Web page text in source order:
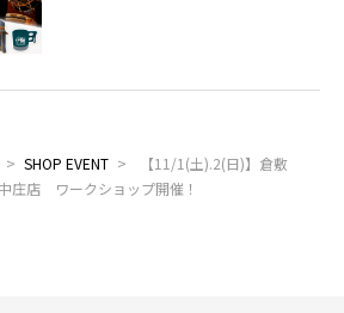
> SHOP EVENT >
【11/1(土).2(日)】倉敷
庄店 ワークショップ開催！